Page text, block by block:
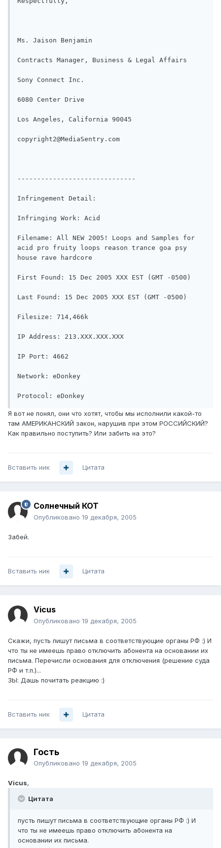
Ms. Jaison Benjamin
Contracts Manager, Business & Legal Affairs
Sony Connect Inc.
6080 Center Drive
Los Angeles, California 90045
copyright2@MediaSentry.com
------------------------------
Infringement Detail:
Infringing Work: Acid
Filename: All NEW 2005! Loops and Samples for
acid pro fruity loops reason trance goa psy
house rave hardcore
First Found: 15 Dec 2005 XXX EST (GMT -0500)
Last Found: 15 Dec 2005 XXX EST (GMT -0500)
Filesize: 714,466k
IP Address: 213.XXX.XXX.XXX
IP Port: 4662
Network: eDonkey
Protocol: eDonkey
Я вот не понял, они что хотят, чтобы мы исполнили какой-то
там АМЕРИКАНСКИЙ закон, нарушив при этом РОССИЙСКИЙ?
Как правильно поступить? Или забить на это?
Вставить ник Цитата
Солнечный КОТ
Опубликовано 19 декабря, 2005
Забей.
Вставить ник Цитата
Vicus
Опубликовано 19 декабря, 2005
Скажи, пусть пишут письма в соответствующие органы РФ :) И
что ты не имеешь право отключить абонента на основании их
письма. Перечисли основания для отключения (решение суда
РФ и т.п.)...
ЗЫ: Дашь почитать реакцию :)
Вставить ник Цитата
Гость
Опубликовано 19 декабря, 2005
Vicus,
Цитата
пусть пишут письма в соответствующие органы РФ :) И
что ты не имеешь право отключить абонента на
основании их письма.